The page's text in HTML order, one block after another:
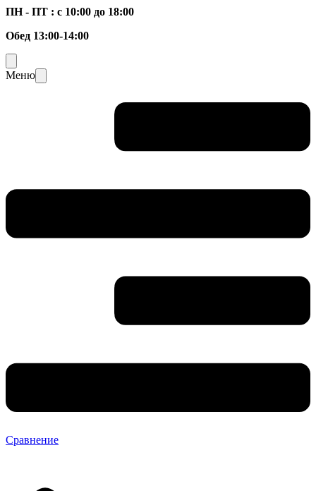
ПН - ПТ : с 10:00 до 18:00
Обед 13:00-14:00
Меню
Сравнение